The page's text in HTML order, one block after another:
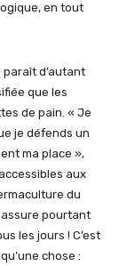
en tout
d’autant
que les
de pain. « Je
je défends un
ma place »,
aux
du
assure pourtant
les jours ! C’est
chose :